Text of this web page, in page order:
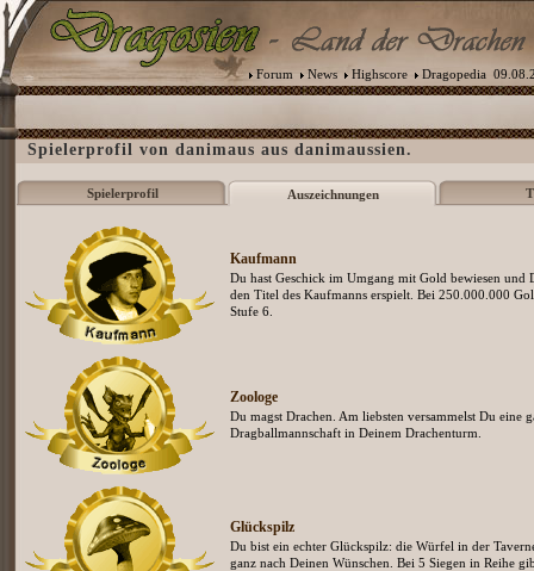
Forum News Highscore Dragopedia
Spielerprofil von danimaus aus danimaussien.
Spielerprofil Auszeichnungen
Kaufmann
Du hast Geschick im Umgang mit Gold bewiesen und
den Titel des Kaufmanns erspielt. Bei 250.000.000
Stufe 6.
Zoologe
Du magst Drachen. Am liebsten versammelst Du eine
Dragballmannschaft in Deinem Drachenturm.
Glückspilz
Du bist ein echter Glückspilz: die Würfel in der
ganz nach Deinen Wünschen. Bei 5 Siegen in Reihe